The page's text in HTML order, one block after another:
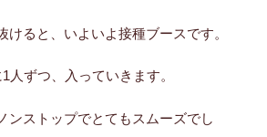
けると、いよいよ接種ブースです。
人ずつ、入っていきます。
ンストップでとてもスムーズでし